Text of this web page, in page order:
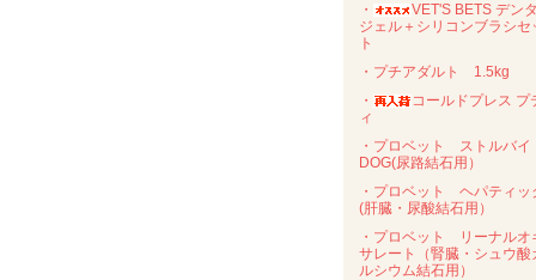
・
VET'S BETS デン
ジェル＋シリコンブラシセ
ト
・プチアダルト 1.5kg
・
コールドプレス プ
ィ
・プロベット ストルバイ
DOG(尿路結石用）
・プロベット ヘパティッ
(肝臓・尿酸結石用）
・プロベット リーナルオ
サレート（腎臓・シュウ酸
ルシウム結石用）